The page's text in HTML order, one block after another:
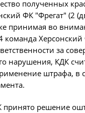
полученных
ФК "Фрегат" (2
принимая во
команда
за
нарушения, КДК
штрафа, в
принято решение